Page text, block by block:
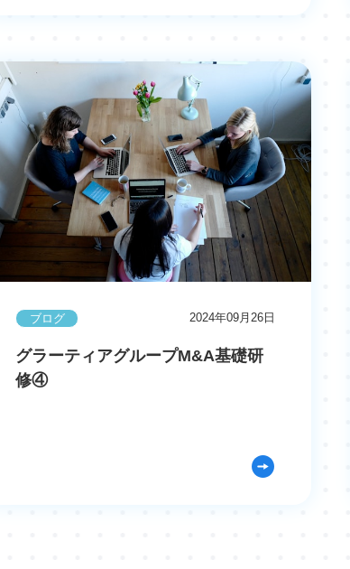
ブログ 2024年09月26日
グラーティアグループM&A基礎研
修④